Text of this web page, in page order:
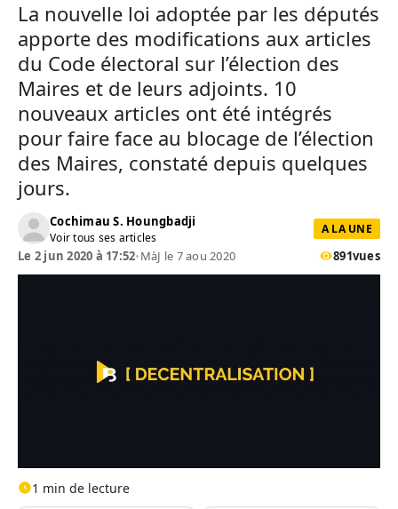
La nouvelle loi adoptée par les députés
apporte des modifications aux articles
du Code électoral sur l’élection des
Maires et de leurs adjoints. 10
nouveaux articles ont été intégrés
pour faire face au blocage de l’élection
des Maires, constaté depuis quelques
jours.
Cochimau S. Houngbadji
Voir tous ses articles
A LA UNE
Le 2 jun 2020 à 17:52•MàJ le 7 aou 2020 891vues
1 min de lecture